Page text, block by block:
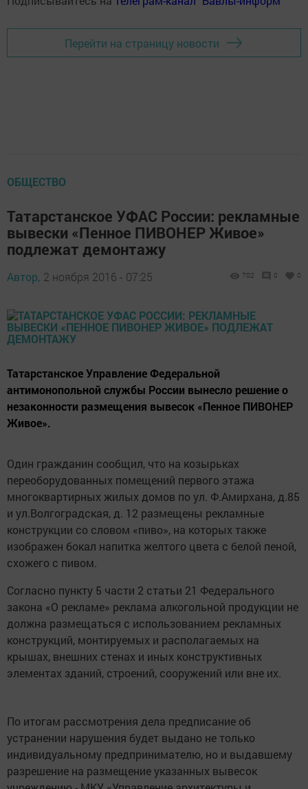
Перейти на страницу новости
ОБЩЕСТВО
Татарстанское УФАС России: рекламные
вывески «Пенное ПИВОНЕР Живое»
подлежат демонтажу
Автор, 2 ноября 2016 - 07:25 702 0 0
Татарстанское Управление Федеральной
антимонопольной службы России вынесло решение о
незаконности размещения вывесок «Пенное ПИВОНЕР
Живое».
Один гражданин сообщил, что на козырьках
переоборудованных помещений первого этажа
многоквартирных жилых домов по ул. Ф.Амирхана, д.85
и ул.Волгоградская, д. 12 размещены рекламные
конструкции со словом «пиво», на которых также
изображен бокал напитка желтого цвета с белой пеной,
схожего с пивом.
Согласно пункту 5 части 2 статьи 21 Федерального
закона «О рекламе» реклама алкогольной продукции не
должна размещаться с использованием рекламных
конструкций, монтируемых и располагаемых на
крышах, внешних стенах и иных конструктивных
элементах зданий, строений, сооружений или вне их.
По итогам рассмотрения дела предписание об
устранении нарушения будет выдано не только
индивидуальному предпринимателю, но и выдавшему
разрешение на размещение указанных вывесок